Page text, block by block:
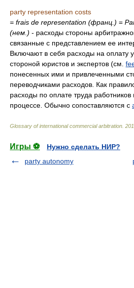
party representation costs
= frais de representation (франц.) =
(нем.) - расходы стороны
связанные с представлением ее
Включают в себя расходы на оплату
стороной юристов и экспертов (см.
понесенных ими и привлеченными
переводчиками расходов. Как
расходы по оплате труда
процессе. Обычно сопоставляются с
Glossary of international commercial arbitration
Игры ⚽
Нужно сделать НИР?
party autonomy